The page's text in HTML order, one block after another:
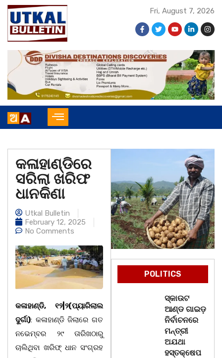
Fri, August 7, 2026
କଳାହାଣ୍ଡିରେ
ସରିଲା ଖରିଫ
ଧାନକିଣା
Utkal Bulletin
February 12, 2025
No Comments
କଳାହାଣ୍ଡି, ୧୨|୨(ପ୍ୟାରିଲାଲ
ଦୁର୍ଗା): କଳାହାଣ୍ଡି ଜିଲାରେ ଗତ
ନଭେମ୍ବର ୨୯ ତାରିଖଠାରୁ
ଚାଲିଥିବା ଖରିଫ୍ ଧାନ ସଂଗ୍ରହ
POLITICS
ସ୍କାଉଟ
ଆଣ୍ଡ ଗାଇଡ଼
ନିର୍ବାଚନରେ
ମନ୍ତ୍ରୀ
ଅଯଥା
ହସ୍ତକ୍ଷେପ